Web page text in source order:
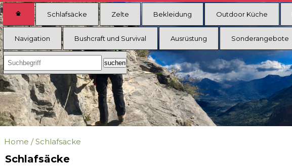
Schlafsäcke Zelte Bekleidung Outdoor Küche
Navigation Bushcraft und Survival Ausrüstung Sonderangebote
Home /Schlafsäcke
Schlafsäcke